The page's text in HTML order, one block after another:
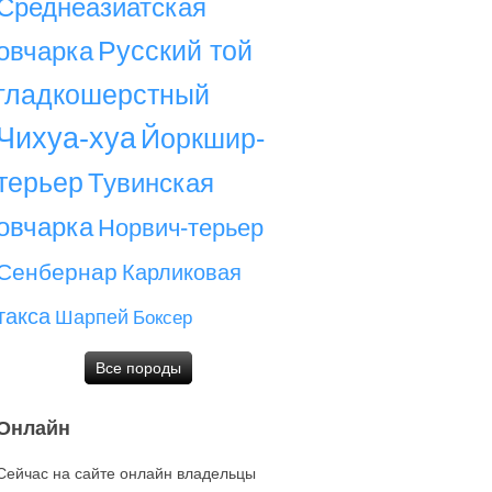
Русский той
хуа Йоркшир-
Тувинская
Норвич-терьер
Карликовая
Шарпей Боксер
Все породы
на сайте онлайн владельцы